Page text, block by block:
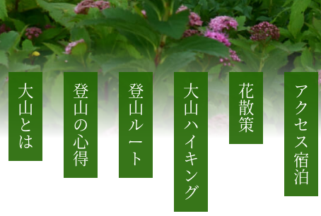
大山とは 登山の心得 登山ル
ー
ト 大山ハイキング 花散策 アクセス・宿泊